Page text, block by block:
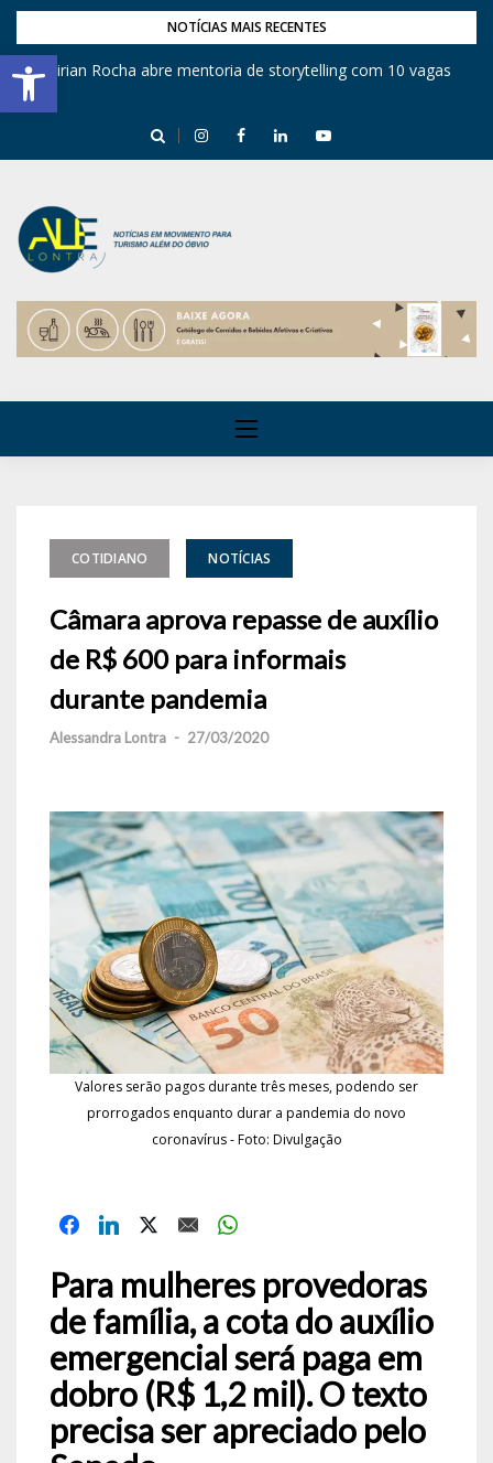
Barra de Ferramentas Aberta
NOTÍCIAS MAIS RECENTES
Mirian Rocha abre mentoria de storytelling com 10 vagas
COTIDIANO NOTÍCIAS
Câmara aprova repasse de auxílio
de R$ 600 para informais
durante pandemia
Alessandra Lontra - 27/03/2020
Valores serão pagos durante três meses, podendo ser
prorrogados enquanto durar a pandemia do novo
coronavírus - Foto: Divulgação
Para mulheres provedoras
de família, a cota do auxílio
emergencial será paga em
dobro (R$ 1,2 mil). O texto
precisa ser apreciado pelo